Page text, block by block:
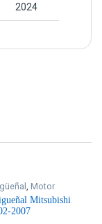
2024
,Motor
Mitsubishi
2007